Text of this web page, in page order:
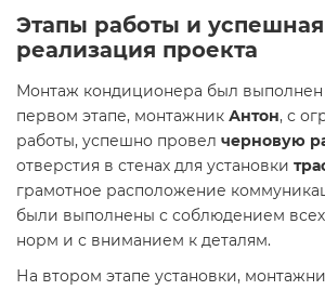
Этапы работы и успешная
реализация проекта
Монтаж кондиционера был выполнен
первом этапе, монтажник Антон, с
работы, успешно провел черновую
отверстия в стенах для установки
грамотное расположение
были выполнены с соблюдением
норм и с вниманием к деталям.
На втором этапе установки,